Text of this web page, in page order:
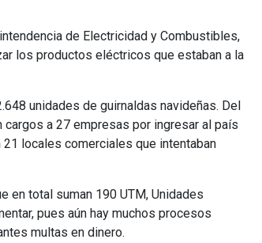
de Electricidad y Combustibles,
los productos eléctricos que estaban a la
unidades de guirnaldas navideñas. Del
a 27 empresas por ingresar al país
locales comerciales que intentaban
en total suman 190 UTM, Unidades
pues aún hay muchos procesos
multas en dinero.